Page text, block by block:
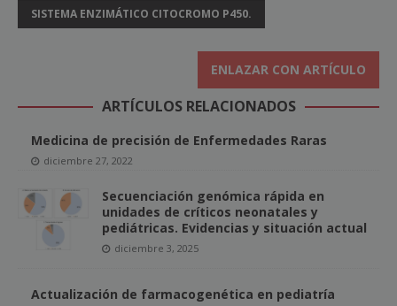
SISTEMA ENZIMÁTICO CITOCROMO P450.
ENLAZAR CON ARTÍCULO
ARTÍCULOS RELACIONADOS
Medicina de precisión de Enfermedades Raras
diciembre 27, 2022
Secuenciación genómica rápida en
unidades de críticos neonatales y
pediátricas. Evidencias y situación actual
diciembre 3, 2025
Actualización de farmacogenética en pediatría